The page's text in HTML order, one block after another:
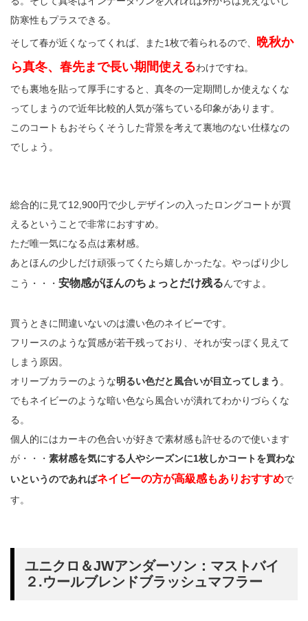
防寒性もプラスできる。
そして春が近くなってくれば、また1枚で着られるので、 晩秋か
ら真冬、春先まで長い期間使えるわけですね。
でも裏地を貼って厚手にすると、真冬の一定期間しか使えなくな
ってしまうので近年比較的人気が落ちている印象があります。
このコートもおそらくそうした背景を考えて裏地のない仕様なの
でしょう。
総合的に見て12,900円で少しデザインの入ったロングコートが買
えるということで非常におすすめ。
ただ唯一気になる点は素材感。
あとほんの少しだけ頑張ってくたら嬉しかったな。やっぱり少し
こう・・・ 安物感がほんのちょっとだけ残るんですよ。
買うときに間違いないのは濃い色のネイビーです。
フリースのような質感が若干残っており、それが安っぽく見えて
しまう原因。
オリーブカラーのような明るい色だと風合いが目立ってしまう 。
でもネイビーのような暗い色なら風合いが潰れてわかりづらくな
る。
個人的にはカーキの色合いが好きで素材感も許せるので使います
が・・・ 素材感を気にする人やシーズンに1枚しかコートを買わな
いというのであればネイビーの方が高級感もありおすすめで
す。
ユニクロ＆JWアンダーソン：マストバイ
２.ウールブレンドブラッシュマフラー